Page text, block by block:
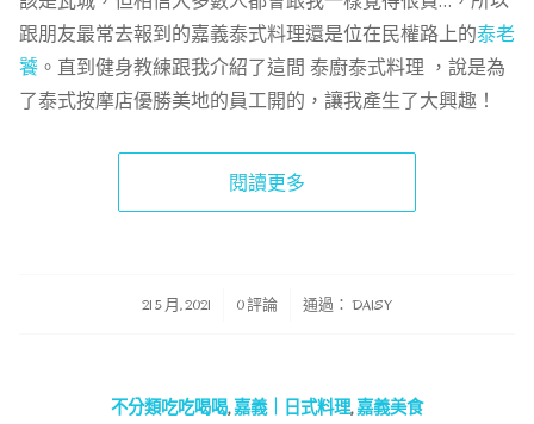
跟朋友最常去報到的嘉義泰式料理還是位在民權路上的泰老
饕。直到健身教練跟我介紹了這間 泰廚泰式料理 ，說是為
了泰式按摩店優勝美地的員工開的，讓我產生了大興趣！
閱讀更多
21 5 月, 2021
/ 0 評論 通過： DAISY
不分類吃吃喝喝,嘉義｜日式料理,嘉義美食